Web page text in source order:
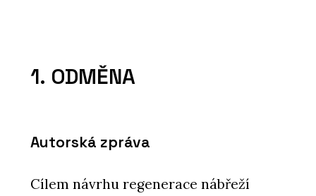
1. ODMĚNA
Autorská zpráva
Cílem návrhu regenerace nábřeží